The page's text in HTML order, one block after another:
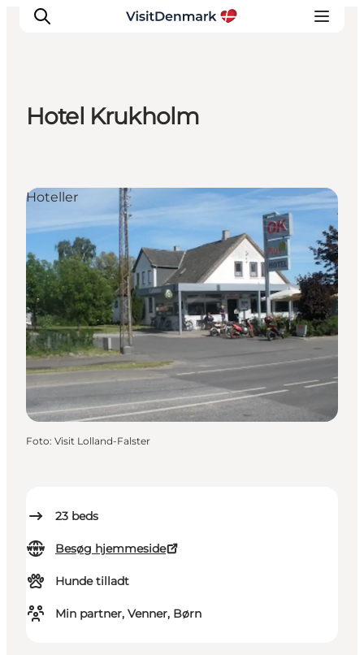
Oplevelser
Overnatning
Planlæg ferien
Hotel Krukholm
23 beds
Besøg hjemmeside
Hunde tilladt
Min partner, Venner, Børn
Hoteller
Foto: Visit Lolland-Falster